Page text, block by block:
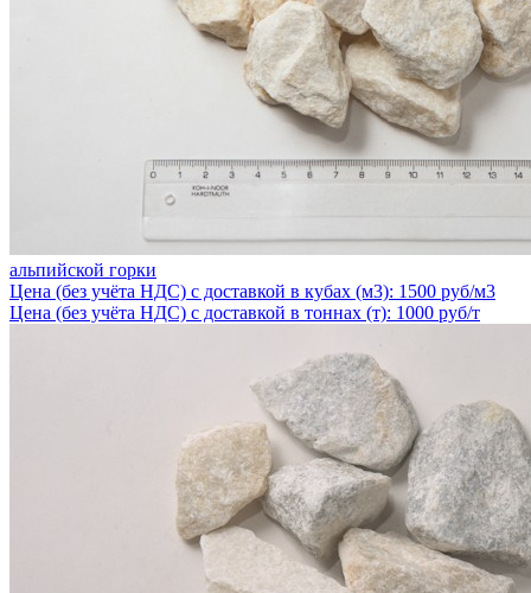
альпийской горки
Цена (без учёта НДС) с доставкой в кубах (м3): 1500 руб/м3
Цена (без учёта НДС) с доставкой в тоннах (т): 1000 руб/т